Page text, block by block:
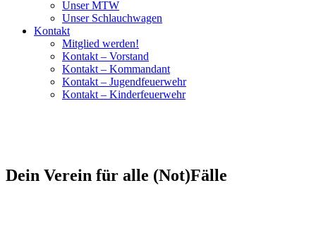
Unser MTW
Unser Schlauchwagen
Kontakt
Mitglied werden!
Kontakt – Vorstand
Kontakt – Kommandant
Kontakt – Jugendfeuerwehr
Kontakt – Kinderfeuerwehr
Dein Verein für alle (Not)Fälle